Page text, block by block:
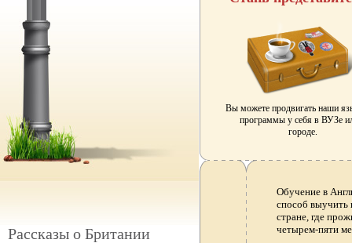
Рассказы о Британии
Вы можете продвигать наши
программы у себя в ВУЗе
городе.
Обучение в
способ выучить
стране, где
четырем-пяти